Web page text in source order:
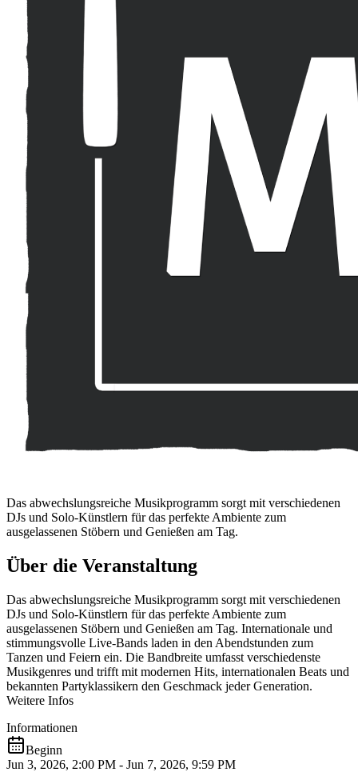
Das abwechslungsreiche Musikprogramm sorgt mit verschiedenen
DJs und Solo-Künstlern für das perfekte Ambiente zum
ausgelassenen Stöbern und Genießen am Tag.
Über die Veranstaltung
Das abwechslungsreiche Musikprogramm sorgt mit verschiedenen
DJs und Solo-Künstlern für das perfekte Ambiente zum
ausgelassenen Stöbern und Genießen am Tag. Internationale und
stimmungsvolle Live-Bands laden in den Abendstunden zum
Tanzen und Feiern ein. Die Bandbreite umfasst verschiedenste
Musikgenres und trifft mit modernen Hits, internationalen Beats und
bekannten Partyklassikern den Geschmack jeder Generation.
Weitere Infos
Informationen
Beginn
Jun 3, 2026, 2:00 PM - Jun 7, 2026, 9:59 PM